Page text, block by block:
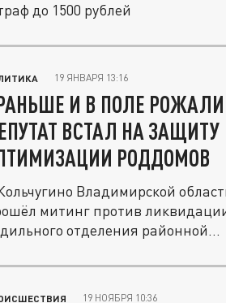
до 1500 рублей
19 ЯНВАРЯ 13:16
И В ПОЛЕ
ВСТАЛ НА ЗАЩИТУ
РОДДОМОВ
Владимирской
митинг против
отделения районной
19 НОЯБРЯ 10:36